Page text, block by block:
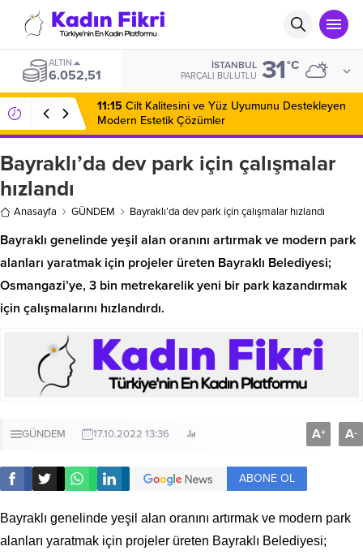
ALTIN
6.052,51
İSTANBUL
PARÇALI BULUTLU 31°C
11:15 Cilt Kalitesini ve Yüz Uyumunu Destekleyen
Modern Estetik Çözümler
Bayraklı’da dev park için çalışmalar
hızlandı
Anasayfa GÜNDEM Bayraklı’da dev park için çalışmalar hızlandı
Bayraklı genelinde yeşil alan oranını artırmak ve modern park
alanları yaratmak için projeler üreten Bayraklı Belediyesi;
Osmangazi’ye, 3 bin metrekarelik yeni bir park kazandırmak
için çalışmalarını hızlandırdı.
GÜNDEM 17.10.2022 13:36 A+ A-
ABONE OL
Bayraklı genelinde yeşil alan oranını artırmak ve modern park
alanları yaratmak için projeler üreten Bayraklı Belediyesi;